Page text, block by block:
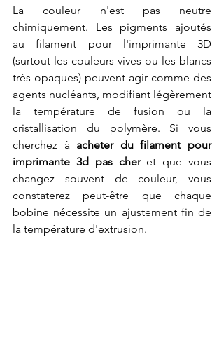
La couleur n'est pas neutre
chimiquement. Les pigments ajoutés
au filament pour l'imprimante 3D
(surtout les couleurs vives ou les blancs
très opaques) peuvent agir comme des
agents nucléants, modifiant légèrement
la température de fusion ou la
cristallisation du polymère. Si vous
cherchez à acheter du filament pour
imprimante 3d pas cher et que vous
changez souvent de couleur, vous
constaterez peut-être que chaque
bobine nécessite un ajustement fin de
la température d'extrusion.